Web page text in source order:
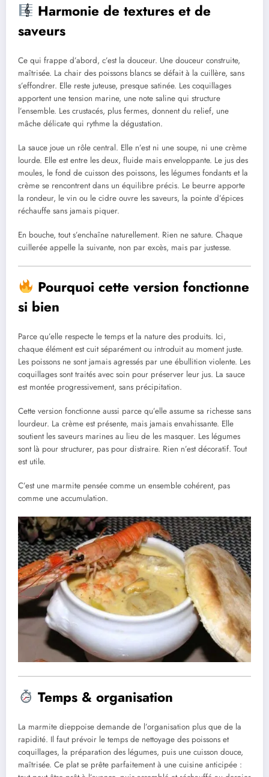
Harmonie de textures et de
saveurs
Ce qui frappe d’abord, c’est la douceur. Une douceur construite,
maîtrisée. La chair des poissons blancs se défait à la cuillère, sans
s’effondrer. Elle reste juteuse, presque satinée. Les coquillages
apportent une tension marine, une note saline qui structure
l’ensemble. Les crustacés, plus fermes, donnent du relief, une
mâche délicate qui rythme la dégustation.
La sauce joue un rôle central. Elle n’est ni une soupe, ni une crème
lourde. Elle est entre les deux, fluide mais enveloppante. Le jus des
moules, le fond de cuisson des poissons, les légumes fondants et la
crème se rencontrent dans un équilibre précis. Le beurre apporte
la rondeur, le vin ou le cidre ouvre les saveurs, la pointe d’épices
réchauffe sans jamais piquer.
En bouche, tout s’enchaîne naturellement. Rien ne sature. Chaque
cuillerée appelle la suivante, non par excès, mais par justesse.
Pourquoi cette version fonctionne
si bien
Parce qu’elle respecte le temps et la nature des produits. Ici,
chaque élément est cuit séparément ou introduit au moment juste.
Les poissons ne sont jamais agressés par une ébullition violente. Les
coquillages sont traités avec soin pour préserver leur jus. La sauce
est montée progressivement, sans précipitation.
Cette version fonctionne aussi parce qu’elle assume sa richesse sans
lourdeur. La crème est présente, mais jamais envahissante. Elle
soutient les saveurs marines au lieu de les masquer. Les légumes
sont là pour structurer, pas pour distraire. Rien n’est décoratif. Tout
est utile.
C’est une marmite pensée comme un ensemble cohérent, pas
comme une accumulation.
Temps & organisation
La marmite dieppoise demande de l’organisation plus que de la
rapidité. Il faut prévoir le temps de nettoyage des poissons et
coquillages, la préparation des légumes, puis une cuisson douce,
maîtrisée. Ce plat se prête parfaitement à une cuisine anticipée :